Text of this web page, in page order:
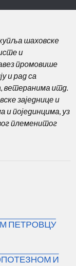
шаховске
и
промовише
и рад са
ветеранима итд.
заједнице и
и појединцима, уз
племенитог
ПЕТРОВЦУ
И